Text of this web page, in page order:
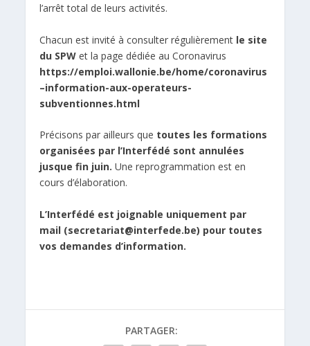
l’arrêt total de leurs activités.
Chacun est invité à consulter régulièrement le site
du SPW et la page dédiée au Coronavirus
https://emploi.wallonie.be/home/coronavirus
–information-aux-operateurs-
subventionnes.html
Précisons par ailleurs que toutes les formations
organisées par l’Interfédé sont annulées
jusque fin juin.Une reprogrammation est en
cours d’élaboration.
L’Interfédé est joignable uniquement par
mail (secretariat@interfede.be) pour toutes
vos demandes d’information.
PARTAGER: